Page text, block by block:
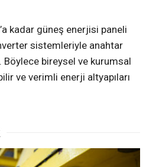
kadar güneş enerjisi paneli
sistemleriyle anahtar
bireysel ve kurumsal
ve verimli enerji altyapıları